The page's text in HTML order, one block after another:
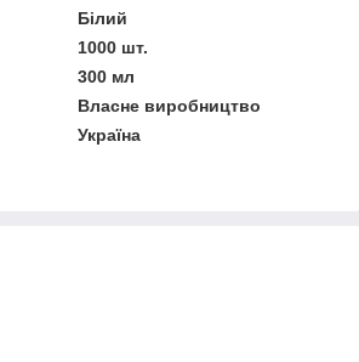
Білий
1000 шт.
300 мл
Власне виробництво
Україна